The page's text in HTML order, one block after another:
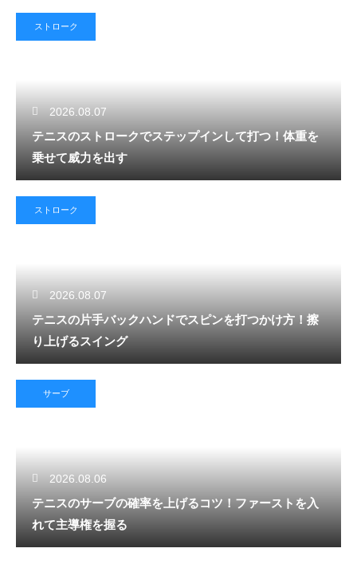
ストローク
2026.08.07
テニスのストロークでステップインして打つ！体重を
乗せて威力を出す
ストローク
2026.08.07
テニスの片手バックハンドでスピンを打つかけ方！擦
り上げるスイング
サーブ
2026.08.06
テニスのサーブの確率を上げるコツ！ファーストを入
れて主導権を握る